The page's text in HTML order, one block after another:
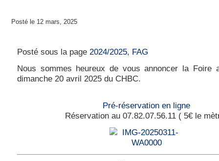
Posté le 12 mars, 2025
Posté sous la page 2024/2025, FAG
Nous sommes heureux de vous annoncer la Foire
dimanche 20 avril 2025 du CHBC.
Pré-réservation en ligne
Réservation au 07.82.07.56.11 ( 5€ le